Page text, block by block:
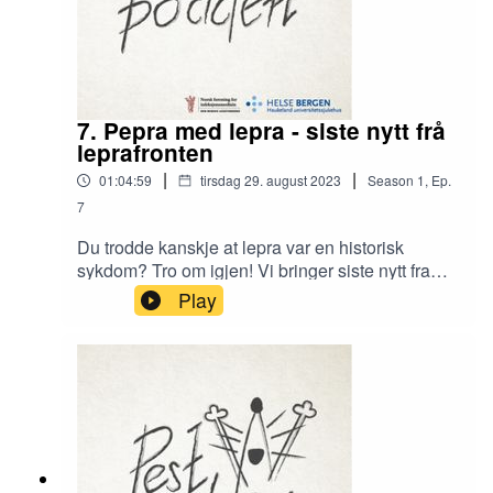
2279 (2004).
7. Pepra med lepra - siste nytt frå
leprafronten
01:04:59 | tirsdag 29. august 2023 | Season 1, Ep.
7
Du trodde kanskje at lepra var en historisk
sykdom? Tro om igjen! Vi bringer siste nytt fra
den internasjonale leprafronten i anledning 150-
årsjubileet for oppdagelsen av leprabasillen. Vi
intervjuer Tore Godal (som startet sin
initativtaker og tidligere leder av GAVI, rådgiver
WHO m.m), Paul Saunderson (redaktør Leprosy
reviews, tech.advisor American Leprosy
missions, rådgiver WHO) og Admasu Tibelt
Play